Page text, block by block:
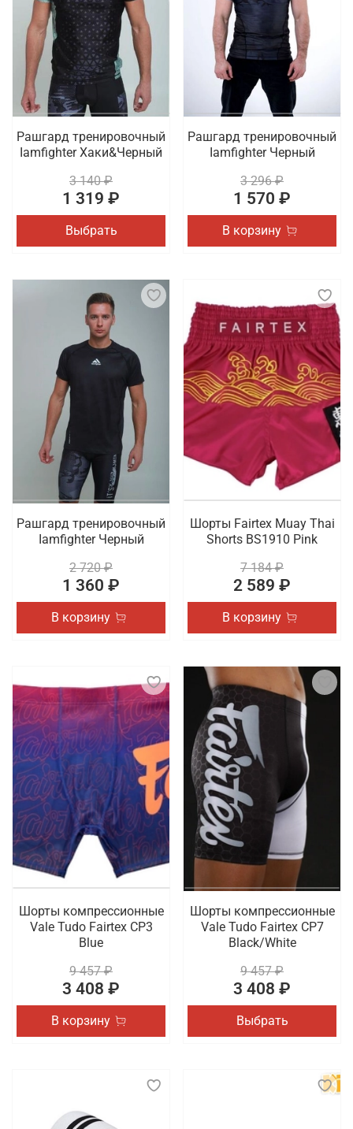
Рашгард тренировочный
Iamfighter Хаки&Черный
3 140 ₽
1 319 ₽
Выбрать
Рашгард тренировочный
Iamfighter Черный
3 296 ₽
1 570 ₽
В корзину
Рашгард тренировочный
Iamfighter Черный
2 720 ₽
1 360 ₽
В корзину
Шорты Fairtex Muay Thai
Shorts BS1910 Pink
7 184 ₽
2 589 ₽
В корзину
Шорты компрессионные
Vale Tudo Fairtex CP3
Blue
9 457 ₽
3 408 ₽
В корзину
Шорты компрессионные
Vale Tudo Fairtex CP7
Black/White
9 457 ₽
3 408 ₽
Выбрать